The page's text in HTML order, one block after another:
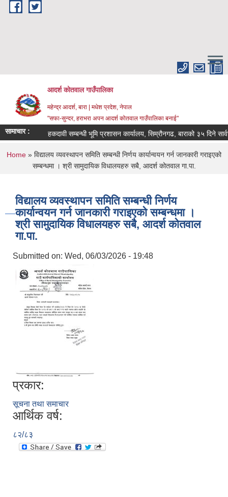
Skip to main content
आदर्श कोतवाल गाउँपालिका
महेन्द्र आदर्श, बारा | मधेश प्रदेश, नेपाल
"सफा-सुन्दर, हराभरा अपन आदर्श कोतवाल गाउँपालिका बनाई"
सामाचार : हकदावी सम्बन्धी भूमि प्रशासन कार्यालय, सिम्रौनगढ, बाराको ३५ दिने
You are here
Home » विद्यालय व्यवस्थापन समिति सम्बन्धी निर्णय कार्यान्वयन गर्न जानकारी गराइएको
सम्बन्धमा । श्री सामुदायिक विधालयहरु सबै, आदर्श कोतवाल गा.पा.
विद्यालय व्यवस्थापन समिति सम्बन्धी निर्णय
कार्यान्वयन गर्न जानकारी गराइएको सम्बन्धमा ।
श्री सामुदायिक विधालयहरु सबै, आदर्श कोतवाल
गा.पा.
Submitted on: Wed, 06/03/2026 - 19:48
प्रकार:
सूचना तथा समाचार
आर्थिक वर्ष:
८२/८३